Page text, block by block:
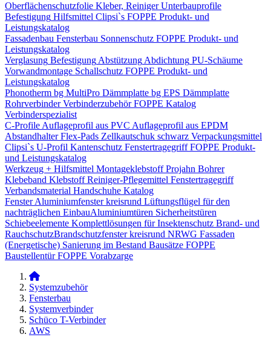
Oberflächenschutzfolie Kleber, Reiniger Unterbauprofile
Befestigung Hilfsmittel Clipsi`s FOPPE Produkt- und
Leistungskatalog
Fassadenbau Fensterbau Sonnenschutz FOPPE Produkt- und
Leistungskatalog
Verglasung Befestigung Abstützung Abdichtung PU-Schäume
Vorwandmontage Schallschutz FOPPE Produkt- und
Leistungskatalog
Phonotherm bg MultiPro Dämmplatte bg EPS Dämmplatte
Rohrverbinder Verbinderzubehör FOPPE Katalog
Verbinderspezialist
C-Profile Auflageprofil aus PVC Auflageprofil aus EPDM
Abstandhalter Flex-Pads Zellkautschuk schwarz Verpackungsmittel
Clipsi`s U-Profil Kantenschutz Fenstertragegriff FOPPE Produkt-
und Leistungskatalog
Werkzeug + Hilfsmittel Montageklebstoff Projahn Bohrer
Klebeband Klebstoff Reiniger-Pflegemittel Fenstertragegriff
Verbandsmaterial Handschuhe Katalog
Fenster Aluminiumfenster kreisrund Lüftungsflügel für den
nachträglichen Einbau​Aluminiumtüren Sicherheitstüren
Schiebeelemente Komplettlösungen für Insektenschutz Brand- und
Rauchschutz​Brandschutzfenster kreisrund NRWG Fassaden
(Energetische) Sanierung im Bestand Bausätze FOPPE
Baustellentür FOPPE Vorabzarge
Systemzubehör
Fensterbau
Systemverbinder
Schüco T-Verbinder
AWS